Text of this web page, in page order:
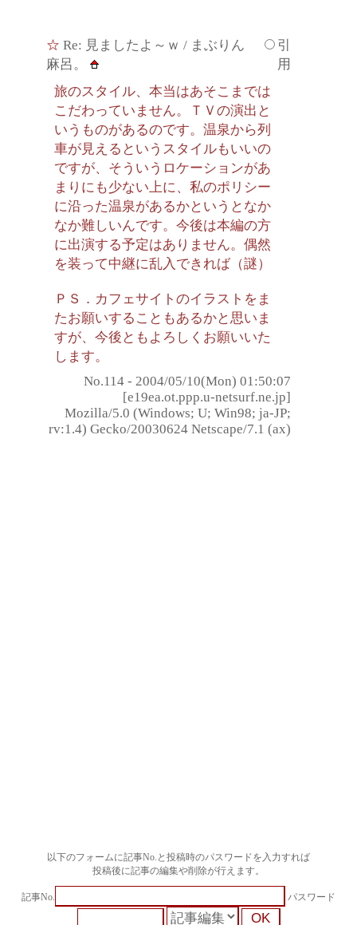
☆ Re: 見ましたよ～ｗ / まぶりん
麻呂。
引
用
旅のスタイル、本当はあそこまでは
こだわっていません。ＴＶの演出と
いうものがあるのです。温泉から列
車が見えるというスタイルもいいの
ですが、そういうロケーションがあ
まりにも少ない上に、私のポリシー
に沿った温泉があるかというとなか
なか難しいんです。今後は本編の方
に出演する予定はありません。偶然
を装って中継に乱入できれば（謎）
ＰＳ．カフェサイトのイラストをま
たお願いすることもあるかと思いま
すが、今後ともよろしくお願いいた
します。
No.114 - 2004/05/10(Mon) 01:50:07
[e19ea.ot.ppp.u-netsurf.ne.jp]
Mozilla/5.0 (Windows; U; Win98; ja-JP;
rv:1.4) Gecko/20030624 Netscape/7.1 (ax)
以下のフォームに記事No.と投稿時のパスワードを入力すれば
投稿後に記事の編集や削除が行えます。
記事No. パスワード